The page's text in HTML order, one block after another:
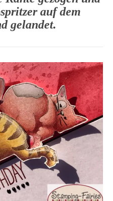
auf dem
gelandet.